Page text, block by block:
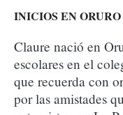
INICIOS EN ORURO
Claure nació en
escolares en el
que recuerda con
por las amistades